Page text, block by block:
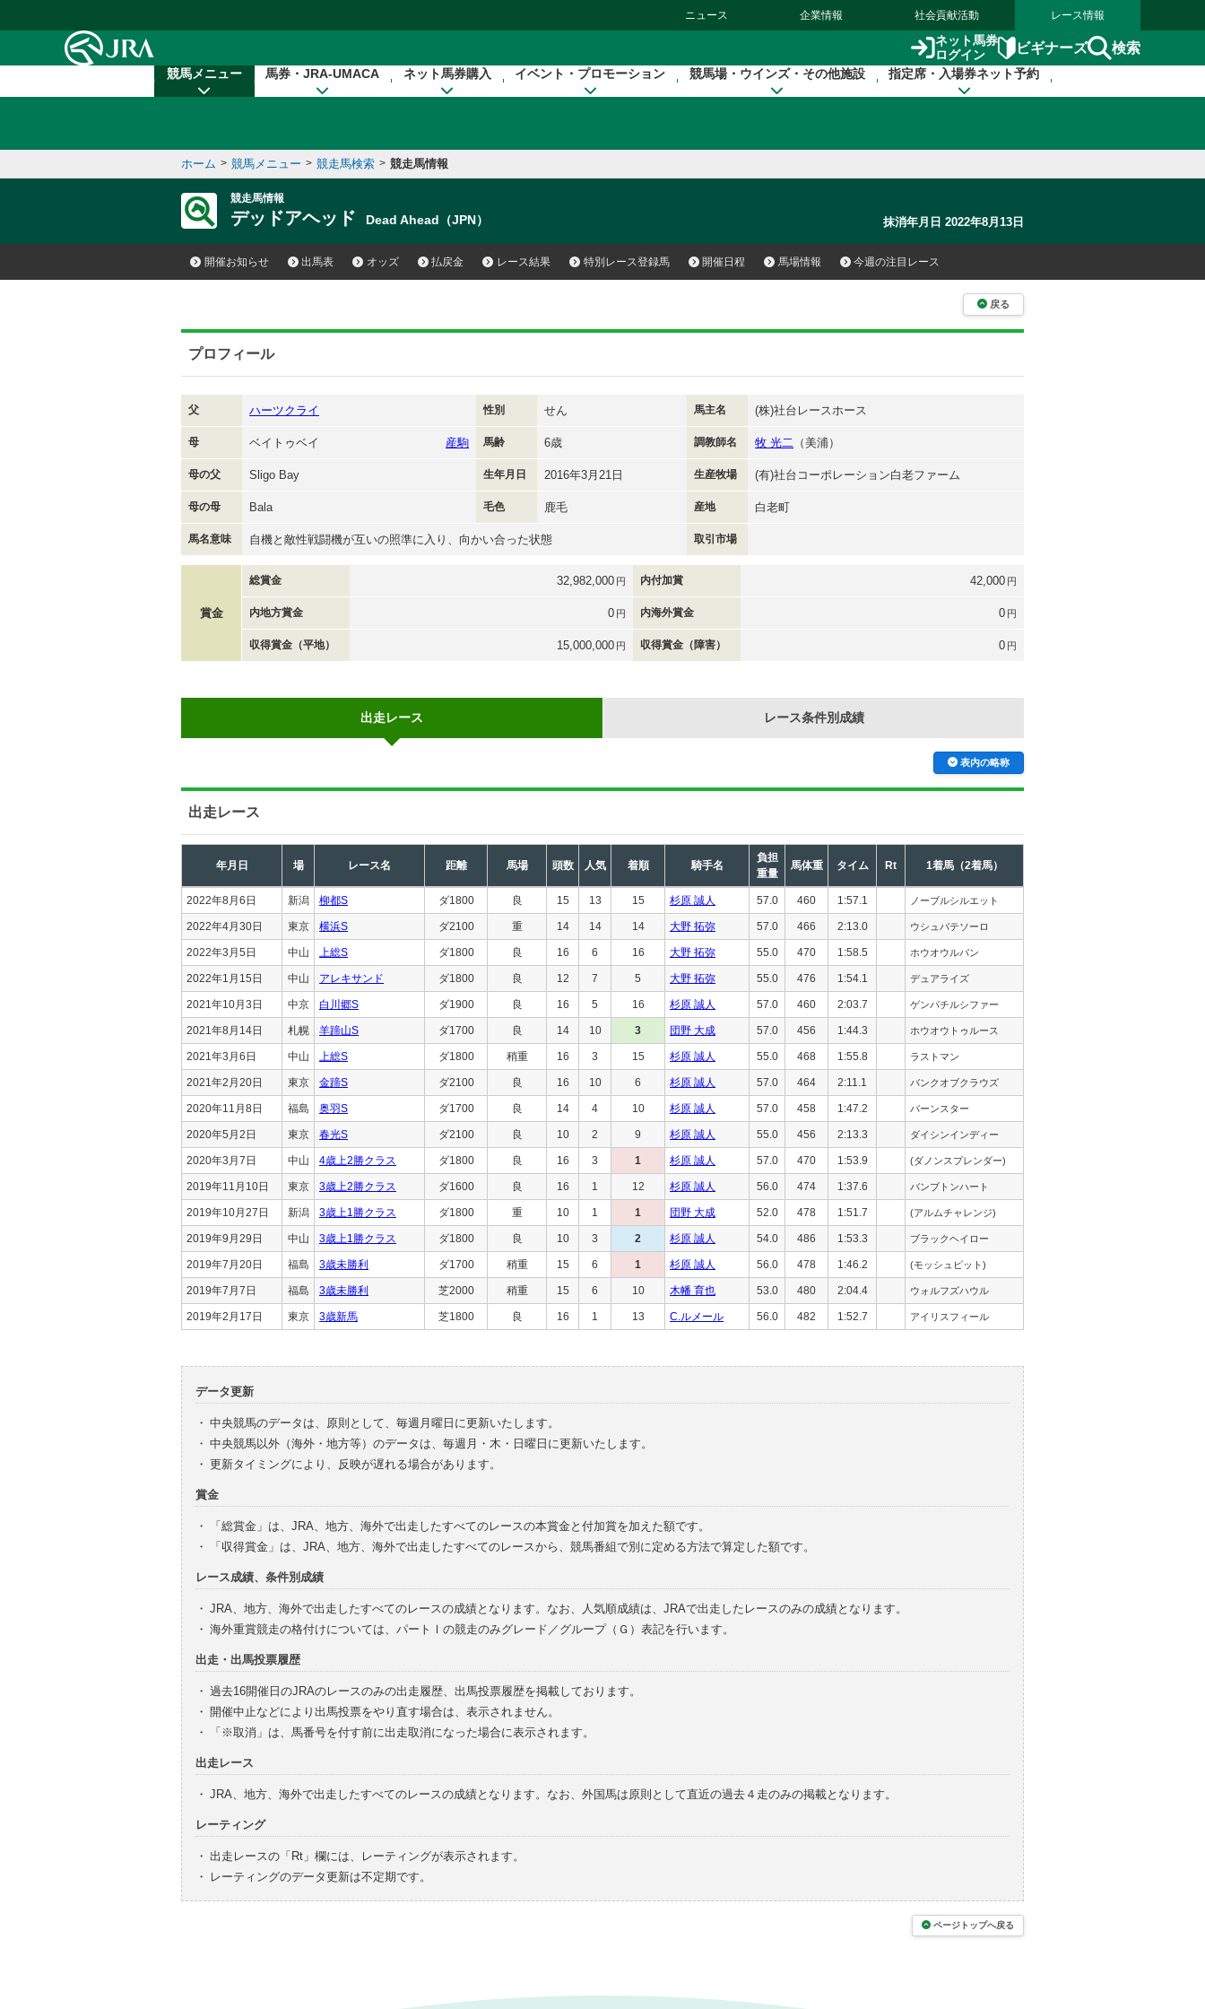
ニュース 企業情報 社会貢献活動 レース情報
ネット馬券
ログイン
ビギナーズ 検索
競馬メニュー 馬券・JRA-UMACA ネット馬券購入 イベント・プロモーション 競馬場・ウインズ・その他施設 指定席・入場券ネット予約
ホーム > 競馬メニュー > 競走馬検索 > 競走馬情報
競走馬情報
デッドアヘッド Dead Ahead（JPN） 抹消年月日 2022年8月13日
開催お知らせ 出馬表 オッズ 払戻金 レース結果 特別レース登録馬 開催日程 馬場情報 今週の注目レース
戻る
プロフィール
父 ハーツクライ 性別 せん 馬主名 (株)社台レースホース
母 ベイトゥベイ 産駒 馬齢 6歳 調教師名 牧 光二 （美浦）
母の父 Sligo Bay 生年月日 2016年3月21日 生産牧場 (有)社台コーポレーション白老ファーム
母の母 Bala 毛色 鹿毛 産地 白老町
馬名意味 自機と敵性戦闘機が互いの照準に入り、向かい合った状態 取引市場
賞金
総賞金 32,982,000 円 内付加賞 42,000 円
内地方賞金 0 円 内海外賞金 0 円
収得賞金（平地） 15,000,000 円 収得賞金（障害） 0 円
出走レース レース条件別成績
表内の略称
出走レース
年月日 場 レース名 距離 馬場 頭数 人気 着順 騎手名
負担
重量
馬体重 タイム Rt 1着馬（2着馬）
2022年8月6日 新潟 柳都S ダ1800 良 15 13 15 杉原 誠人 57.0 460 1:57.1 ノーブルシルエット
2022年4月30日 東京 横浜S ダ2100 重 14 14 14 大野 拓弥 57.0 466 2:13.0 ウシュバテソーロ
2022年3月5日 中山 上総S ダ1800 良 16 6 16 大野 拓弥 55.0 470 1:58.5 ホウオウルバン
2022年1月15日 中山 アレキサンド ダ1800 良 12 7 5 大野 拓弥 55.0 476 1:54.1 デュアライズ
2021年10月3日 中京 白川郷S ダ1900 良 16 5 16 杉原 誠人 57.0 460 2:03.7 ゲンパチルシファー
2021年8月14日 札幌 羊蹄山S ダ1700 良 14 10 3 団野 大成 57.0 456 1:44.3 ホウオウトゥルース
2021年3月6日 中山 上総S ダ1800 稍重 16 3 15 杉原 誠人 55.0 468 1:55.8 ラストマン
2021年2月20日 東京 金蹄S ダ2100 良 16 10 6 杉原 誠人 57.0 464 2:11.1 バンクオブクラウズ
2020年11月8日 福島 奥羽S ダ1700 良 14 4 10 杉原 誠人 57.0 458 1:47.2 バーンスター
2020年5月2日 東京 春光S ダ2100 良 10 2 9 杉原 誠人 55.0 456 2:13.3 ダイシンインディー
2020年3月7日 中山 4歳上2勝クラス ダ1800 良 16 3 1 杉原 誠人 57.0 470 1:53.9 (ダノンスプレンダー)
2019年11月10日 東京 3歳上2勝クラス ダ1600 良 16 1 12 杉原 誠人 56.0 474 1:37.6 バンブトンハート
2019年10月27日 新潟 3歳上1勝クラス ダ1800 重 10 1 1 団野 大成 52.0 478 1:51.7 (アルムチャレンジ)
2019年9月29日 中山 3歳上1勝クラス ダ1800 良 10 3 2 杉原 誠人 54.0 486 1:53.3 ブラックヘイロー
2019年7月20日 福島 3歳未勝利 ダ1700 稍重 15 6 1 杉原 誠人 56.0 478 1:46.2 (モッシュピット)
2019年7月7日 福島 3歳未勝利 芝2000 稍重 15 6 10 木幡 育也 53.0 480 2:04.4 ウォルフズハウル
2019年2月17日 東京 3歳新馬 芝1800 良 16 1 13 C.ルメール 56.0 482 1:52.7 アイリスフィール
データ更新
・ 中央競馬のデータは、原則として、毎週月曜日に更新いたします。
・ 中央競馬以外（海外・地方等）のデータは、毎週月・木・日曜日に更新いたします。
・ 更新タイミングにより、反映が遅れる場合があります。
賞金
・
「総賞金」は、JRA、地方、海外で出走したすべてのレースの本賞金と付加賞を加えた額です。
・
「収得賞金」は、JRA、地方、海外で出走したすべてのレースから、競馬番組で別に定める方法で算定した額です。
レース成績、条件別成績
・ JRA、地方、海外で出走したすべてのレースの成績となります。なお、人気順成績は、JRAで出走したレースのみの成績となります。
・ 海外重賞競走の格付けについては、パートⅠの競走のみグレード／グループ（Ｇ）表記を行います。
出走・出馬投票履歴
・ 過去16開催日のJRAのレースのみの出走履歴、出馬投票履歴を掲載しております。
・ 開催中止などにより出馬投票をやり直す場合は、表示されません。
・
「※取消」は、馬番号を付す前に出走取消になった場合に表示されます。
出走レース
・ JRA、地方、海外で出走したすべてのレースの成績となります。なお、外国馬は原則として直近の過去４走のみの掲載となります。
レーティング
・ 出走レースの「Rt」欄には、レーティングが表示されます。
・
レーティングのデータ更新は不定期です。
ページトップへ戻る